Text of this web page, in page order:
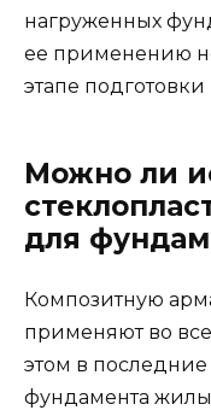
нагруженных
ее применению
этапе
Можно ли
для
Композитную
применяют во
этом в последние
фундамента